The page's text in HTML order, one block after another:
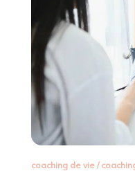
coaching de vie/